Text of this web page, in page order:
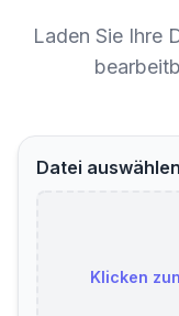
Laden Sie Ihre
Datei auswählen
Klicken